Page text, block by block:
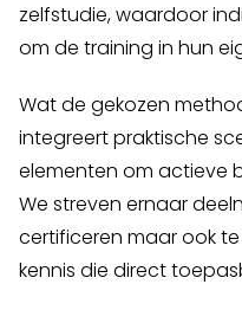
zelfstudie, waardoor
om de training in hun
Wat de gekozen
integreert praktische
elementen om actieve
We streven ernaar
certificeren maar ook
kennis die direct